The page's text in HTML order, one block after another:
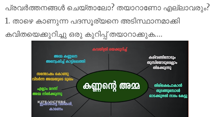
പ്രവർത്തനങ്ങൾ ചെയ്താലോ? തയാറാണോ എല്ലാവരും?
1. താഴെ കാണുന്ന പദസൂര്യനെ അടിസ്ഥാനമാക്കി
കവിതയെക്കുറിച്ചു ഒരു കുറിപ്പ് തയാറാക്കുക....